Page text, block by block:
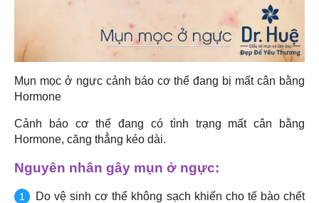
Mụn mọc ở ngực cảnh báo cơ thể đang bị mất cân bằng
Hormone
Cảnh báo cơ thể đang có tình trạng mất cân bằng
Hormone, căng thẳng kéo dài.
Nguyên nhân gây mụn ở ngực:
Do vệ sinh cơ thể không sạch khiến cho tế bào chết